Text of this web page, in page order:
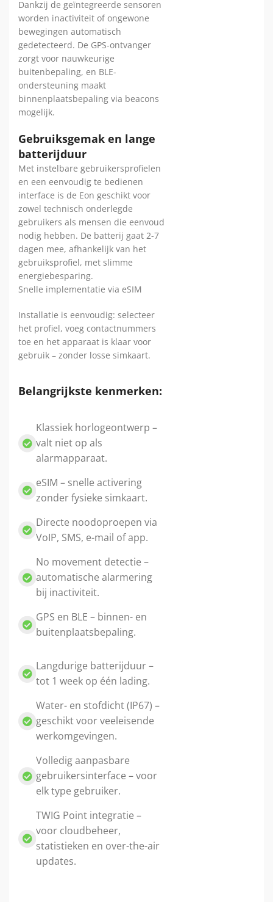
Dankzij de geïntegreerde sensoren
worden inactiviteit of ongewone
bewegingen automatisch
gedetecteerd. De GPS-ontvanger
zorgt voor nauwkeurige
buitenbepaling, en BLE-
ondersteuning maakt
binnenplaatsbepaling via beacons
mogelijk.
Gebruiksgemak en lange
batterijduur
Met instelbare gebruikersprofielen
en een eenvoudig te bedienen
interface is de Eon geschikt voor
zowel technisch onderlegde
gebruikers als mensen die eenvoud
nodig hebben. De batterij gaat 2-7
dagen mee, afhankelijk van het
gebruiksprofiel, met slimme
energiebesparing.
Snelle implementatie via eSIM
Installatie is eenvoudig: selecteer
het profiel, voeg contactnummers
toe en het apparaat is klaar voor
gebruik – zonder losse simkaart.
Belangrijkste kenmerken:
Klassiek horlogeontwerp –
valt niet op als
alarmapparaat.
eSIM – snelle activering
zonder fysieke simkaart.
Directe noodoproepen via
VoIP, SMS, e-mail of app.
No movement detectie –
automatische alarmering
bij inactiviteit.
GPS en BLE – binnen- en
buitenplaatsbepaling.
Langdurige batterijduur –
tot 1 week op één lading.
Water- en stofdicht (IP67) –
geschikt voor veeleisende
werkomgevingen.
Volledig aanpasbare
gebruikersinterface – voor
elk type gebruiker.
TWIG Point integratie –
voor cloudbeheer,
statistieken en over-the-air
updates.